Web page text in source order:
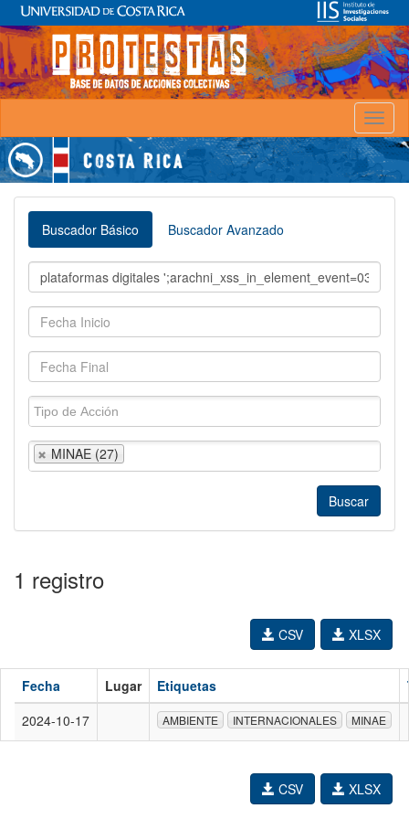
Buscador Básico Buscador Avanzado
MINAE (27)
1 registro
XLSX
CSV
Fecha Lugar Etiquetas
2024-10-17
AMBIENTE INTERNACIONALES MINAE
XLSX
CSV